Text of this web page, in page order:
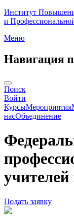
Институт
и
Меню
Навигация
Поиск
Войти
КурсыМероприятия
насОбъединение
Подать заявку